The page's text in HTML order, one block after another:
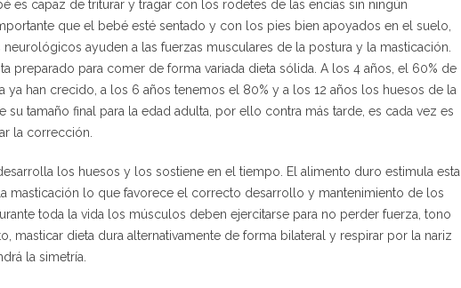
es capaz de triturar y tragar con los rodetes de las encías sin ningún
que el bebé esté sentado y con los pies bien apoyados en el suelo,
ayuden a las fuerzas musculares de la postura y la masticación.
preparado para comer de forma variada dieta sólida. A los 4 años, el 60% de
ya han crecido, a los 6 años tenemos el 80% y a los 12 años los huesos de la
su tamaño final para la edad adulta, por ello contra más tarde, es cada vez es
la corrección.
los huesos y los sostiene en el tiempo. El alimento duro estimula esta
masticación lo que favorece el correcto desarrollo y mantenimiento de los
toda la vida los músculos deben ejercitarse para no perder fuerza, tono
masticar dieta dura alternativamente de forma bilateral y respirar por la nariz
la simetría.